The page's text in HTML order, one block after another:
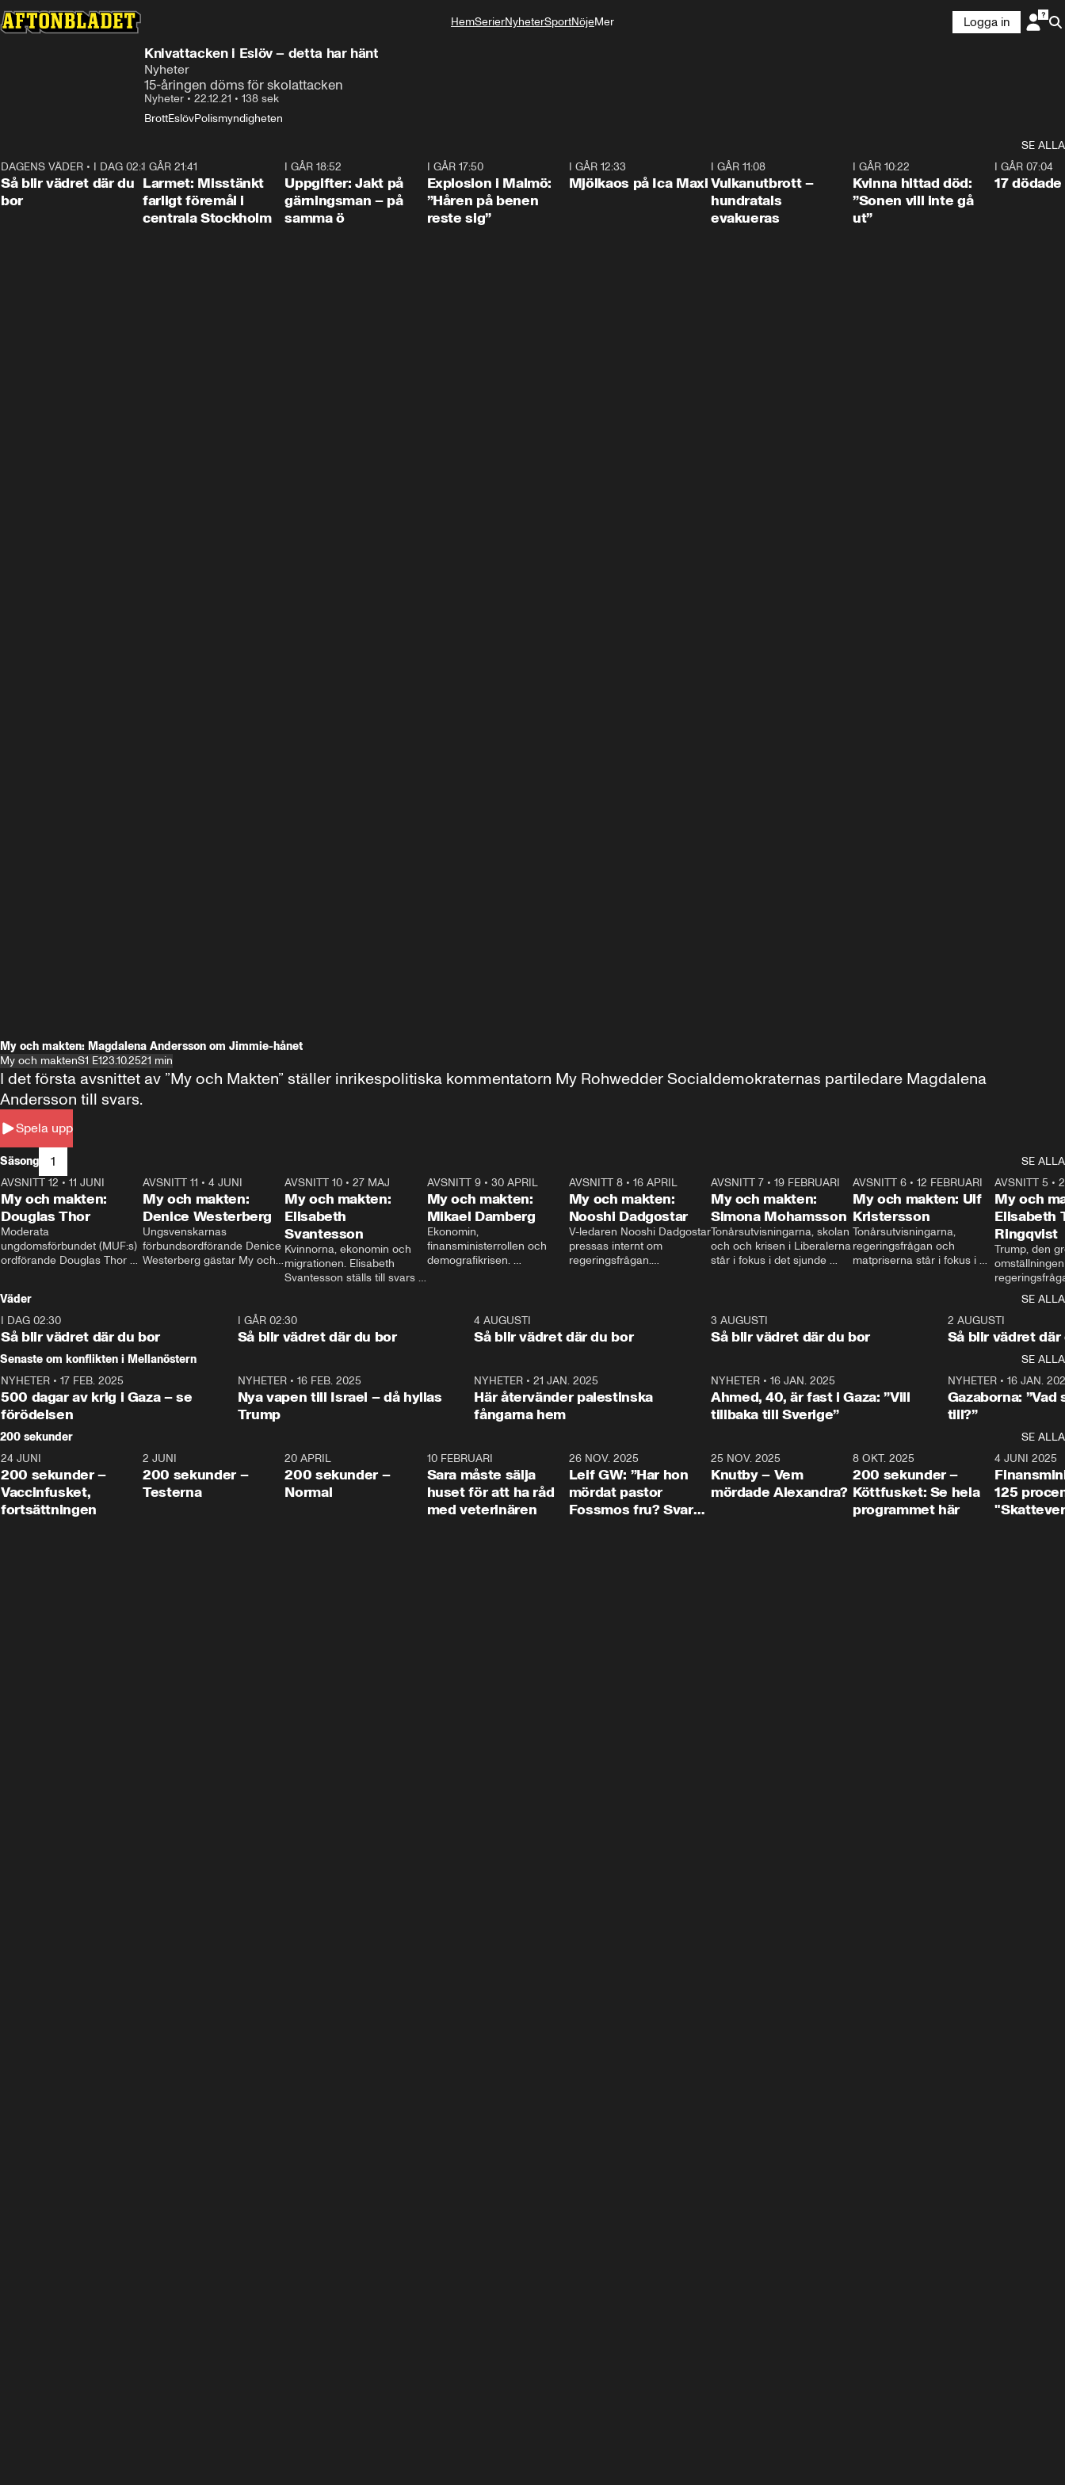
HemSerierNyheterSportNöjeMer
Logga in
Knivattacken i Eslöv – detta har hänt
Nyheter
15-åringen döms för skolattacken
Nyheter • 22.12.21 • 138 sek
BrottEslövPolismyndigheten
SE ALLA
1:06
DAGENS VÄDER • I DAG 02:30
Så blir vädret där du
bor
I GÅR 21:41
Larmet: Misstänkt
farligt föremål i
centrala Stockholm
I GÅR 18:52
Uppgifter: Jakt på
gärningsman – på
samma ö
I GÅR 17:50
Explosion i Malmö:
”Håren på benen
reste sig”
I GÅR 12:33
Mjölkaos på Ica Maxi
I GÅR 11:08
Vulkanutbrott –
hundratals
evakueras
I GÅR 10:22
Kvinna hittad död:
”Sonen vill inte gå
ut”
I GÅR 07:04
17
My och makten: Magdalena Andersson om Jimmie-hånet
My och maktenS1 E123.10.2521 min
Spela upp
I det första avsnittet av ”My och Makten” ställer inrikespolitiska kommentatorn My Rohwedder Socialdemokraternas partiledare Magdalena
Andersson till svars.
Säsong 1
SE ALLA
26:27
AVSNITT 12 • 11 JUNI
My och makten:
Douglas Thor
Moderata
ungdomsförbundet (MUF:s)
ordförande Douglas Thor
tonårsutvisningarna och hur
Moderaterna ska locka
väljare till valet i höst.
23:40
AVSNITT 11 •4 JUNI
My och makten:
Denice Westerberg
Ungsvenskarnas
förbundsordförande Denice
Westerberg gästar My och
AVSNITT 10 •27 MAJ
My och makten:
Elisabeth
Svantesson
Kvinnorna, ekonomin och
migrationen. Elisabeth
Svantesson ställs till svars
AVSNITT 9• 30 APRIL
My och makten:
Mikael Damberg
Ekonomin,
finansministerrollen och
demografikrisen.
och Makten.
AVSNITT 8• 16 APRIL
My och makten:
Nooshi Dadgostar
V-ledaren Nooshi Dadgostar
pressas internt om
regeringsfrågan.
– Vi ställer upp i val. Ska vi
vara med så sitter vi förstås
24:30
AVSNITT 7• 19 FEBRUARI
My och makten:
Simona Mohamsson
Tonårsutvisningarna, skolan
och och krisen i Liberalerna
står i fokus i det sjunde
kommentator My
Rohwedder ställer
utbildnings- och
Mohamsson till svars.
27:30
AVSNITT 6 •12 FEBRUARI
My och makten: Ulf
Kristersson
Tonårsutvisningarna,
regeringsfrågan och
matpriserna står i fokus i
Rohwedder ställer
statsminister Ulf Kristersson
AVSNITT 5 •
My och
Elisabeth
Ringqvist
Trump, den
centrum i
avsnittet av
Makten”. Se
Aftonbladets
Rohwedder
Thand Ring
Väder
SE ALLA
I DAG 02:30
Så blir vädret där du bor
1:06
I GÅR 02:30
Så blir vädret där du bor
4 AUGUSTI
Så blir vädret där du bor
3 AUGUSTI
Så blir vädret där du bor
2 AUGUSTI
Så blir vädret där
Senaste om konflikten i Mellanöstern
SE ALLA
NYHETER • 17 FEB. 2025
500 dagar av krig i Gaza – se
förödelsen
NYHETER• 16 FEB. 2025
Nya vapen till Israel – då hyllas
Trump
NYHETER •21 JAN. 2025
Här återvänder palestinska
fångarna hem
NYHETER• 16 JAN. 2025
Ahmed, 40, är fast i Gaza: ”Vill
tillbaka till Sverige”
NYHETER• 16 JAN.
Gazaborna:
till?”
200 sekunder
SE ALLA
5:00
24 JUNI
200 sekunder –
Vaccinfusket,
fortsättningen
4:23
2 JUNI
200 sekunder –
Testerna
20 APRIL
200 sekunder –
Normal
10 FEBRUARI
Sara måste sälja
huset för att ha råd
med veterinären
26 NOV. 2025
Leif GW: ”Har hon
mördat pastor
Fossmos fru? Svar
31:05
25 NOV. 2025
Knutby – Vem
mördade Alexandra?
4:29
8 OKT. 2025
200 sekunder –
Köttfusket: Se hela
programmet här
4 JUNI 2025
125